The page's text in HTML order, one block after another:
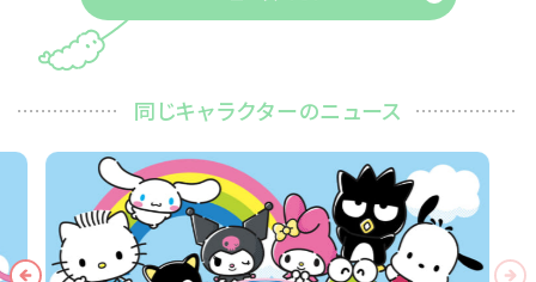
同じキャラクターのニュース